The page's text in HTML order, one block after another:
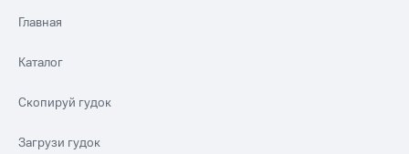
Главная
Каталог
Скопируй гудок
Загрузи гудок